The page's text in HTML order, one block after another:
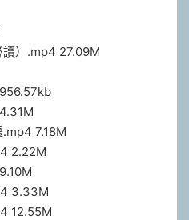
）.mp4 27.09M
7.18M
2.22M
3.33M
12.55M